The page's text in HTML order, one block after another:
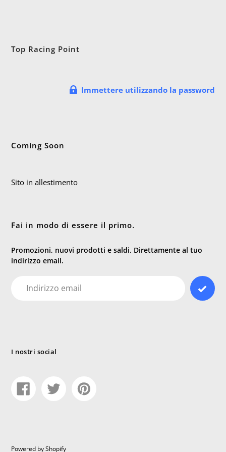
Top Racing Point
Immettere utilizzando la password
Coming Soon
Sito in allestimento
Fai in modo di essere il primo.
Promozioni, nuovi prodotti e saldi. Direttamente al tuo
indirizzo email.
I nostri social
Condividi
su
Tweet
su
Pin
su
Powered by Shopify